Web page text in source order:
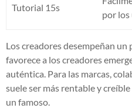
Tutorial 15s
por los
Los creadores desempeñan
favorece a los creadores
auténtica. Para las marcas,
suele ser más rentable y
un famoso.